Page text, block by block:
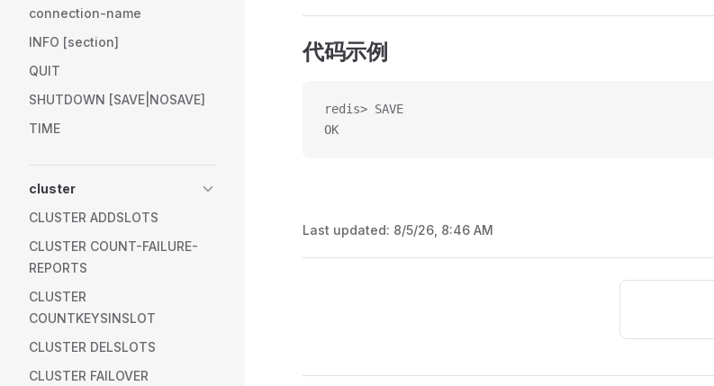
connection-name
INFO [section]
QUIT
SHUTDOWN [SAVE|NOSAVE]
TIME
cluster
CLUSTER ADDSLOTS
CLUSTER COUNT-FAILURE-
REPORTS
CLUSTER
COUNTKEYSINSLOT
CLUSTER DELSLOTS
CLUSTER FAILOVER
代码示例
redis> SAVE
OK
Last updated: 8/5/26, 8:46 AM